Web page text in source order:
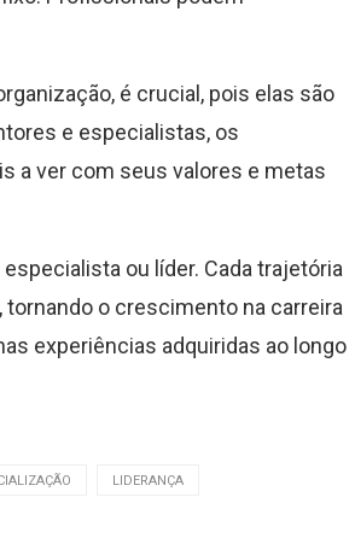
é crucial, pois elas são
e especialistas, os
a ver com seus valores e metas
ou líder. Cada trajetória
o crescimento na carreira
experiências adquiridas ao longo
LIDERANÇA